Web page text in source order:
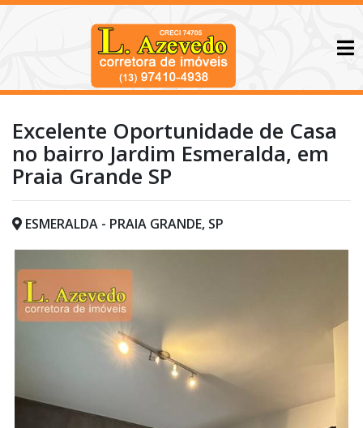
Excelente Oportunidade de Casa
no bairro Jardim Esmeralda, em
Praia Grande SP
ESMERALDA - PRAIA GRANDE, SP